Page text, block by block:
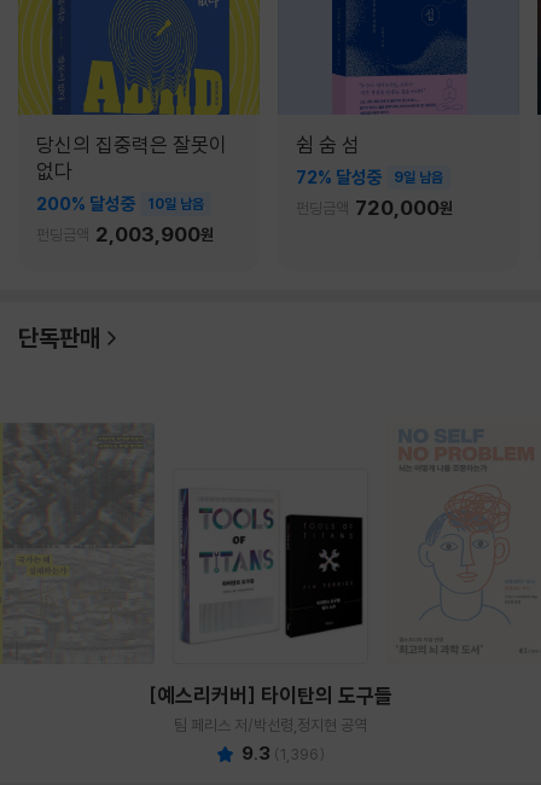
당신의 집중력은 잘못이
없다
200% 달성중 10일 남음
펀딩금액 2,003,900원
쉼 숨 섬
72% 달성중 9일 남음
펀딩금액 720,000원
단독판매
[예스리커버] 타이탄의 도구들
팀 페리스 저/박선령,정지현 공역
9.3 (1,396)